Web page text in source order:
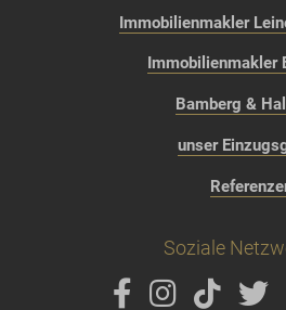
Immobilienmakler
Immobilienmakler
Bamberg &
unser
Soziale